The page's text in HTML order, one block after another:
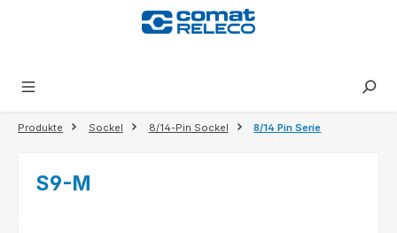
Produkte Sockel 8/14-Pin Sockel 8/14 Pin Serie
S9-M